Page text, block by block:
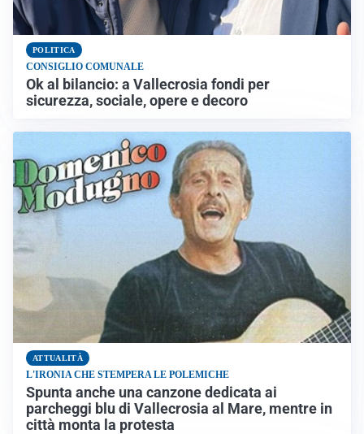
POLITICA
CONSIGLIO COMUNALE
Ok al bilancio: a Vallecrosia fondi per
sicurezza, sociale, opere e decoro
ATTUALITÀ
L'IRONIA CHE STEMPERA LE POLEMICHE
Spunta anche una canzone dedicata ai
parcheggi blu di Vallecrosia al Mare, mentre in
città monta la protesta